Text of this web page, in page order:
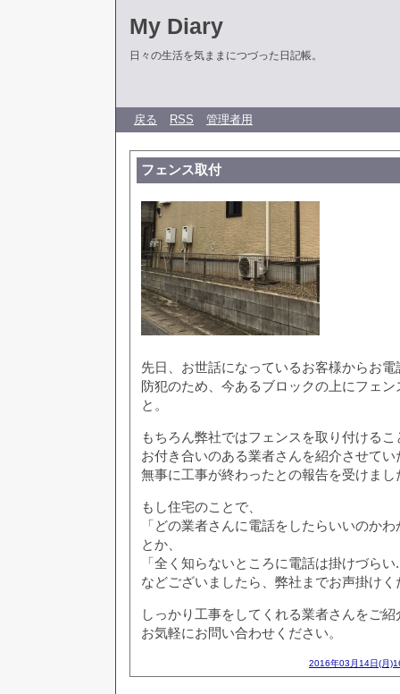
My Diary
日々の生活を気ままにつづった日記帳。
戻る RSS 管理者用
フェンス取付
先日、お世話になっているお客様からお
防犯のため、今あるブロックの上にフェ
と。
もちろん弊社ではフェンスを取り付ける
お付き合いのある業者さんを紹介させてい
無事に工事が終わったとの報告を受けまし
もし住宅のことで、
「どの業者さんに電話をしたらいいのか
とか、
「全く知らないところに電話は掛けづらい
などございましたら、弊社までお声掛けく
しっかり工事をしてくれる業者さんをご
お気軽にお問い合わせください。
2016年03月14日(月